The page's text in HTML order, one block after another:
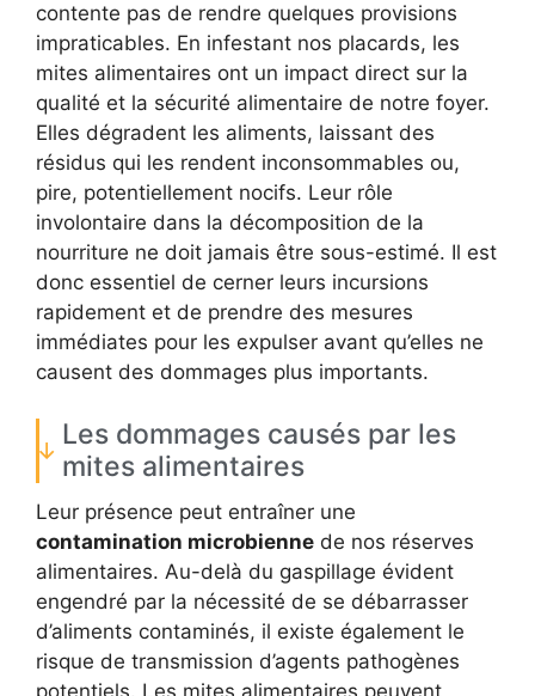
contente pas de rendre quelques provisions
impraticables. En infestant nos placards, les
mites alimentaires ont un impact direct sur la
qualité et la sécurité alimentaire de notre foyer.
Elles dégradent les aliments, laissant des
résidus qui les rendent inconsommables ou,
pire, potentiellement nocifs. Leur rôle
involontaire dans la décomposition de la
nourriture ne doit jamais être sous-estimé. Il est
donc essentiel de cerner leurs incursions
rapidement et de prendre des mesures
immédiates pour les expulser avant qu’elles ne
causent des dommages plus importants.
Les dommages causés par les
mites alimentaires
Leur présence peut entraîner une
contamination microbienne de nos réserves
alimentaires. Au-delà du gaspillage évident
engendré par la nécessité de se débarrasser
d’aliments contaminés, il existe également le
risque de transmission d’agents pathogènes
potentiels. Les mites alimentaires peuvent